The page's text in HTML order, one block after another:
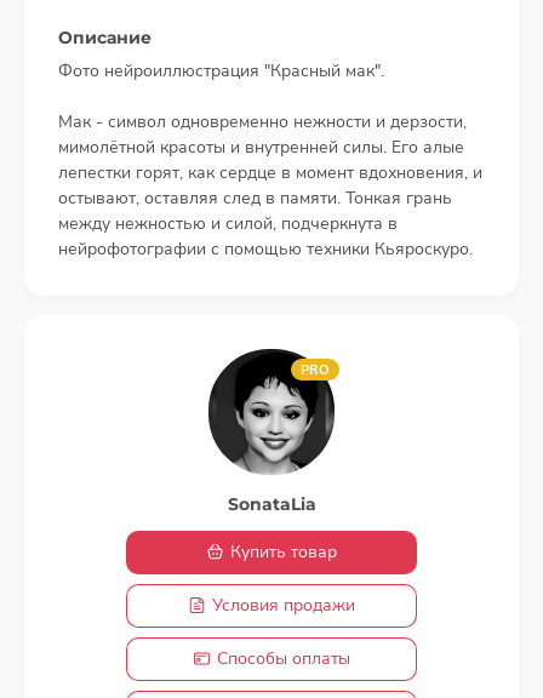
Описание
Фото нейроиллюстрация "Красный мак".
Мак - символ одновременно нежности и дерзости,
мимолётной красоты и внутренней силы. Его алые
лепестки горят, как сердце в момент вдохновения, и
остывают, оставляя след в памяти. Тонкая грань
между нежностью и силой, подчеркнута в
нейрофотографии с помощью техники Кьяроскуро.
PRO
SonataLia
Купить товар
Условия продажи
Способы оплаты